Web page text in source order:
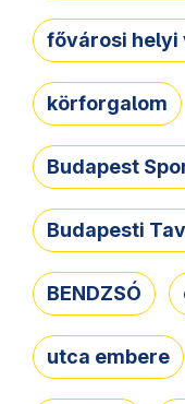
fővárosi helyi
körforgalom
Budapest
Budapesti
BENDZSÓ
utca embere